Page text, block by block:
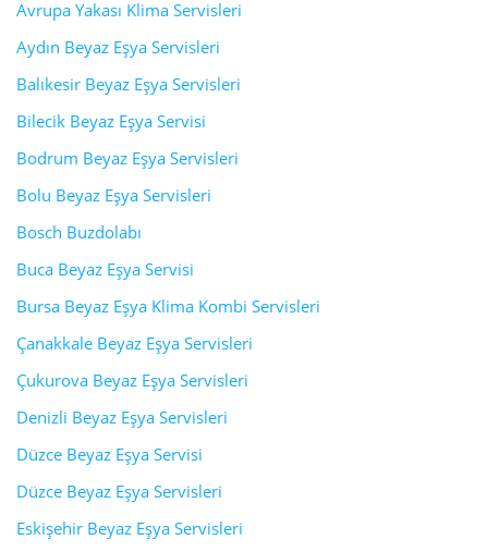
Avrupa Yakası Klima Servisleri
Aydın Beyaz Eşya Servisleri
Balıkesir Beyaz Eşya Servisleri
Bilecik Beyaz Eşya Servisi
Bodrum Beyaz Eşya Servisleri
Bolu Beyaz Eşya Servisleri
Bosch Buzdolabı
Buca Beyaz Eşya Servisi
Bursa Beyaz Eşya Klima Kombi Servisleri
Çanakkale Beyaz Eşya Servisleri
Çukurova Beyaz Eşya Servisleri
Denizli Beyaz Eşya Servisleri
Düzce Beyaz Eşya Servisi
Düzce Beyaz Eşya Servisleri
Eskişehir Beyaz Eşya Servisleri